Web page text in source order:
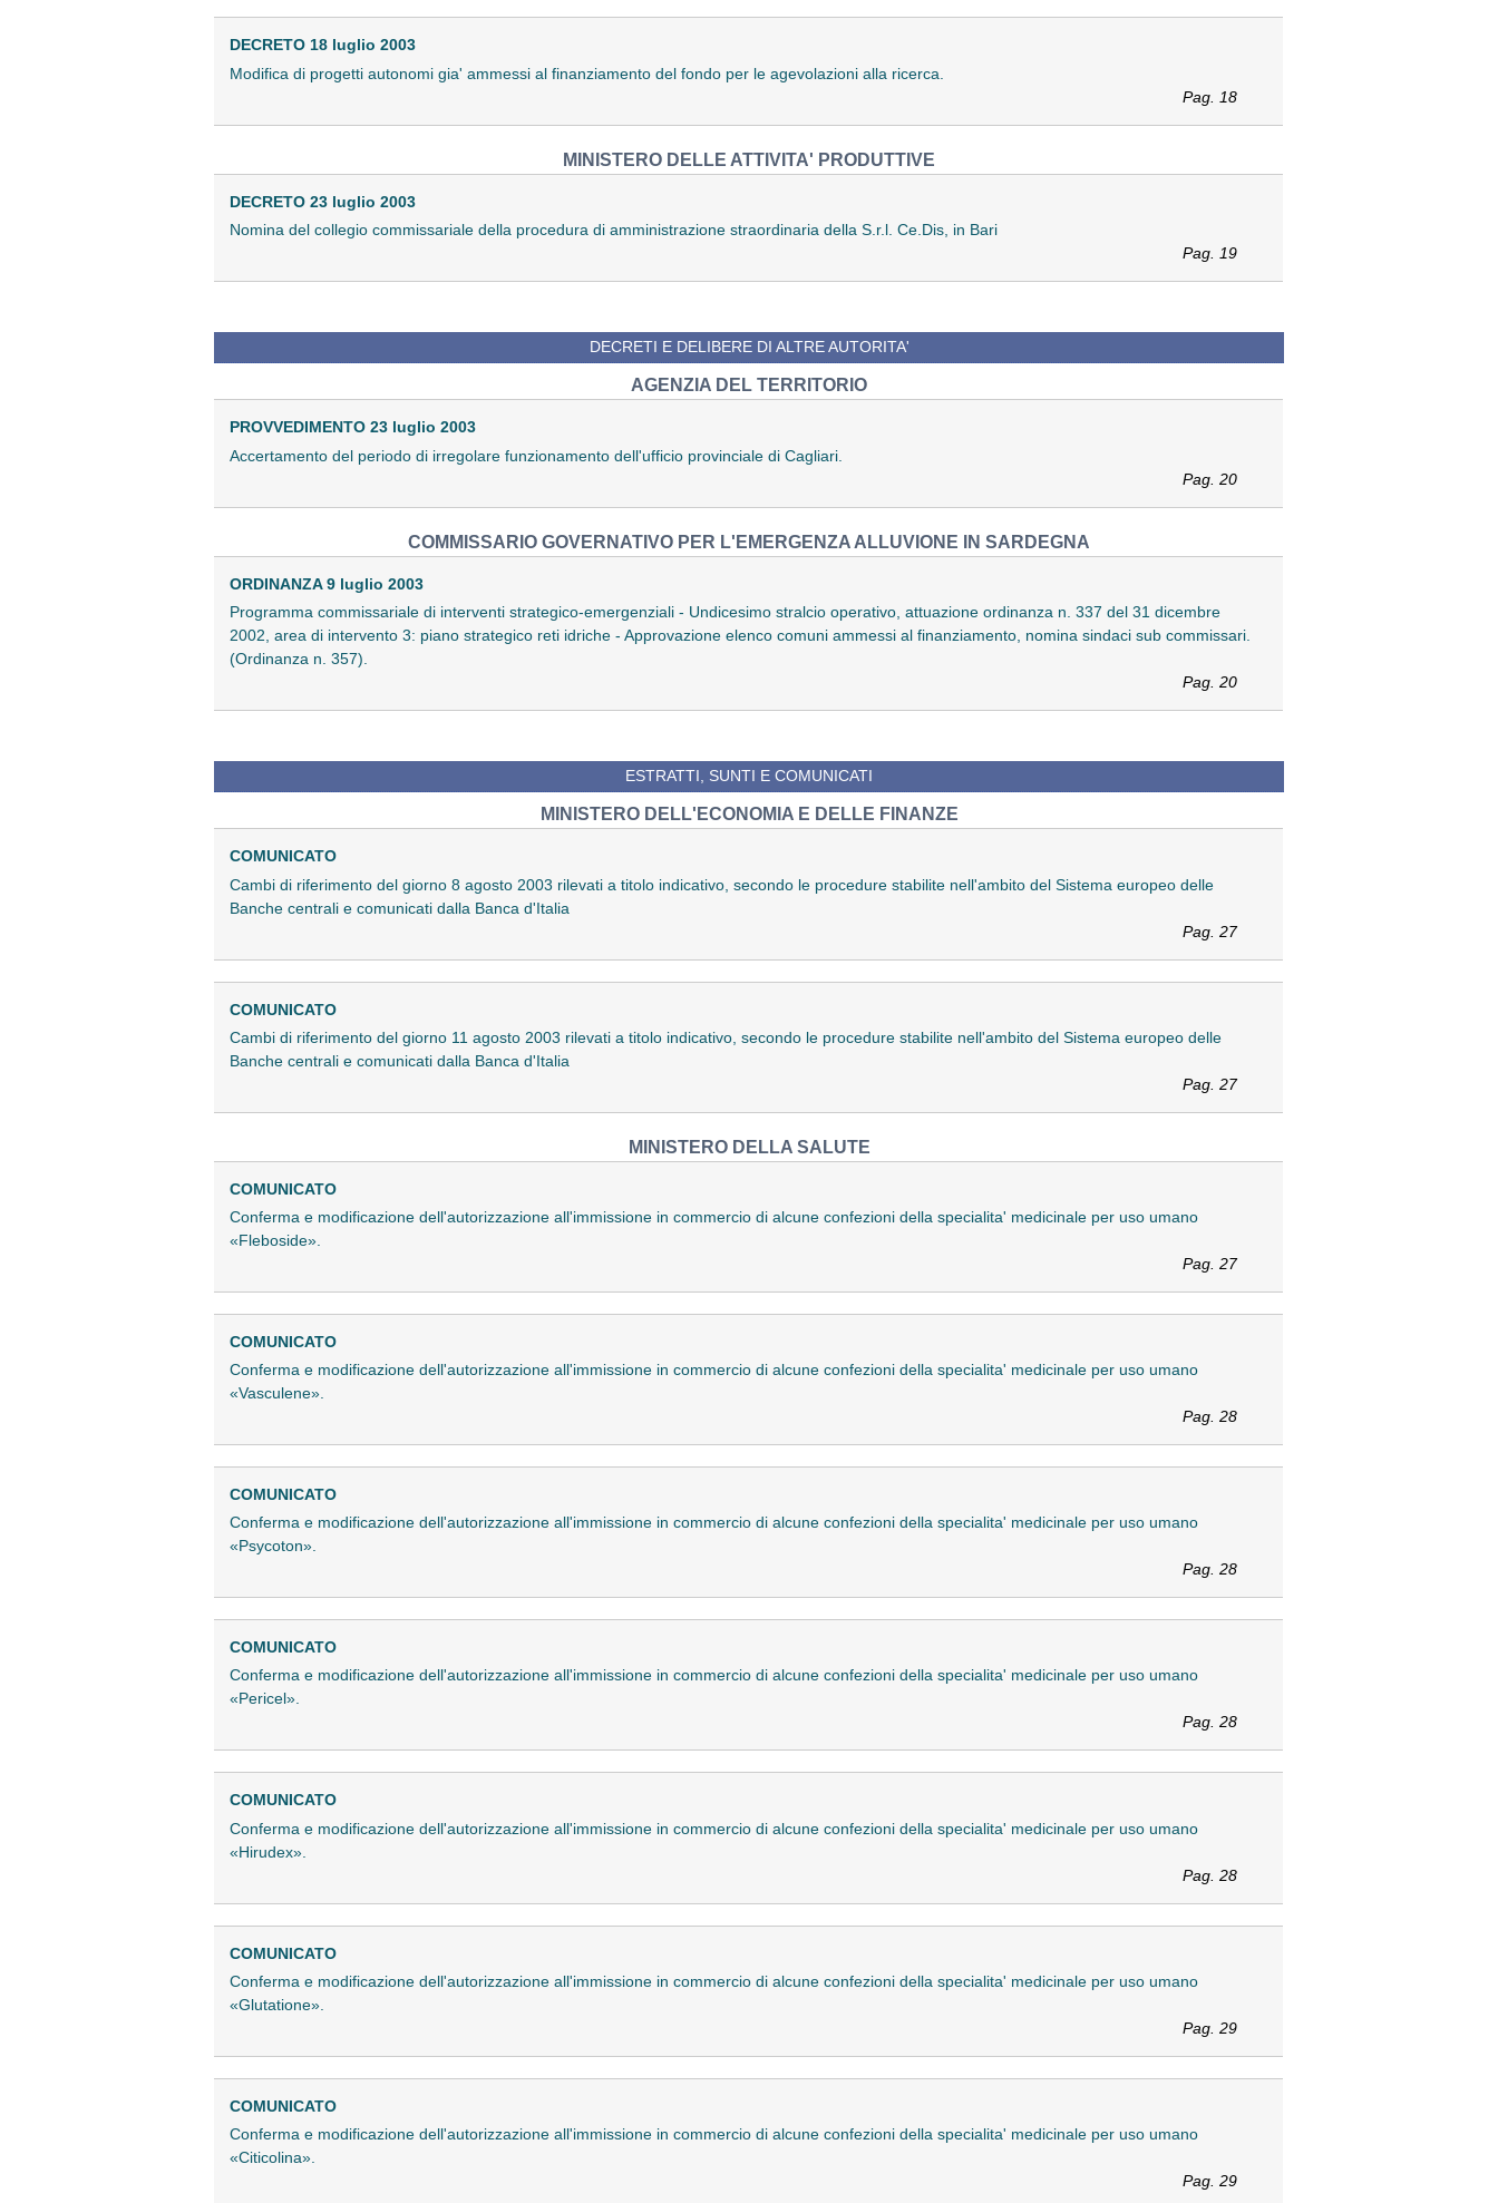
DECRETO 18 luglio 2003
Modifica di progetti autonomi gia' ammessi al finanziamento del fondo per le agevolazioni alla ricerca.
Pag. 18
MINISTERO DELLE ATTIVITA' PRODUTTIVE
DECRETO 23 luglio 2003
Nomina del collegio commissariale della procedura di amministrazione straordinaria della S.r.l. Ce.Dis, in Bari
Pag. 19
DECRETI E DELIBERE DI ALTRE AUTORITA'
AGENZIA DEL TERRITORIO
PROVVEDIMENTO 23 luglio 2003
Accertamento del periodo di irregolare funzionamento dell'ufficio provinciale di Cagliari.
Pag. 20
COMMISSARIO GOVERNATIVO PER L'EMERGENZA ALLUVIONE IN SARDEGNA
ORDINANZA 9 luglio 2003
Programma commissariale di interventi strategico-emergenziali - Undicesimo stralcio operativo, attuazione ordinanza n. 337 del 31 dicembre
2002, area di intervento 3: piano strategico reti idriche - Approvazione elenco comuni ammessi al finanziamento, nomina sindaci sub commissari.
(Ordinanza n. 357).
Pag. 20
ESTRATTI, SUNTI E COMUNICATI
MINISTERO DELL'ECONOMIA E DELLE FINANZE
COMUNICATO
Cambi di riferimento del giorno 8 agosto 2003 rilevati a titolo indicativo, secondo le procedure stabilite nell'ambito del Sistema europeo delle
Banche centrali e comunicati dalla Banca d'Italia
Pag. 27
COMUNICATO
Cambi di riferimento del giorno 11 agosto 2003 rilevati a titolo indicativo, secondo le procedure stabilite nell'ambito del Sistema europeo delle
Banche centrali e comunicati dalla Banca d'Italia
Pag. 27
MINISTERO DELLA SALUTE
COMUNICATO
Conferma e modificazione dell'autorizzazione all'immissione in commercio di alcune confezioni della specialita' medicinale per uso umano
«Fleboside».
Pag. 27
COMUNICATO
Conferma e modificazione dell'autorizzazione all'immissione in commercio di alcune confezioni della specialita' medicinale per uso umano
«Vasculene».
Pag. 28
COMUNICATO
Conferma e modificazione dell'autorizzazione all'immissione in commercio di alcune confezioni della specialita' medicinale per uso umano
«Psycoton».
Pag. 28
COMUNICATO
Conferma e modificazione dell'autorizzazione all'immissione in commercio di alcune confezioni della specialita' medicinale per uso umano
«Pericel».
Pag. 28
COMUNICATO
Conferma e modificazione dell'autorizzazione all'immissione in commercio di alcune confezioni della specialita' medicinale per uso umano
«Hirudex».
Pag. 28
COMUNICATO
Conferma e modificazione dell'autorizzazione all'immissione in commercio di alcune confezioni della specialita' medicinale per uso umano
«Glutatione».
Pag. 29
COMUNICATO
Conferma e modificazione dell'autorizzazione all'immissione in commercio di alcune confezioni della specialita' medicinale per uso umano
«Citicolina».
Pag. 29